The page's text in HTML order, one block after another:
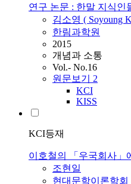
연구 논문 : 한말 지식인
김소영 ( Soyoung
한림과학원
2015
개념과 소통
Vol.- No.16
원문보기 2
KCI
KISS
KCI등재
이호철의 「우국회사」
조현일
현대문학이론학회